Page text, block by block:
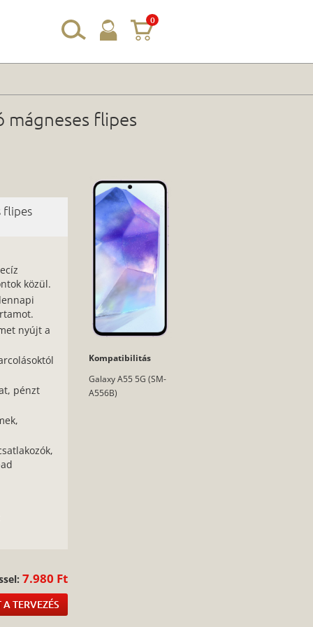
0
mágneses flipes
flipes
közül.
nyújt a
pénzt
7.980 Ft
TERVEZÉS
Kompatibilitás
Galaxy A55 5G (SM-
A556B)